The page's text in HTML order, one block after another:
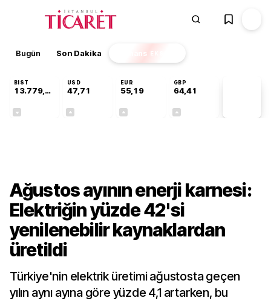
Bugün Son Dakika Finans EKSTRA
BIST
13.779,39
USD
47,71
EUR
55,19
GBP
64,41
Ağustos ayının enerji karnesi:
Elektriğin yüzde 42'si
yenilenebilir kaynaklardan
üretildi
Türkiye'nin elektrik üretimi ağustosta geçen
yılın aynı ayına göre yüzde 4,1 artarken, bu